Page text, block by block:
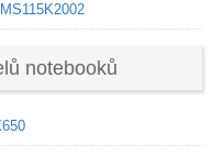
notebooků